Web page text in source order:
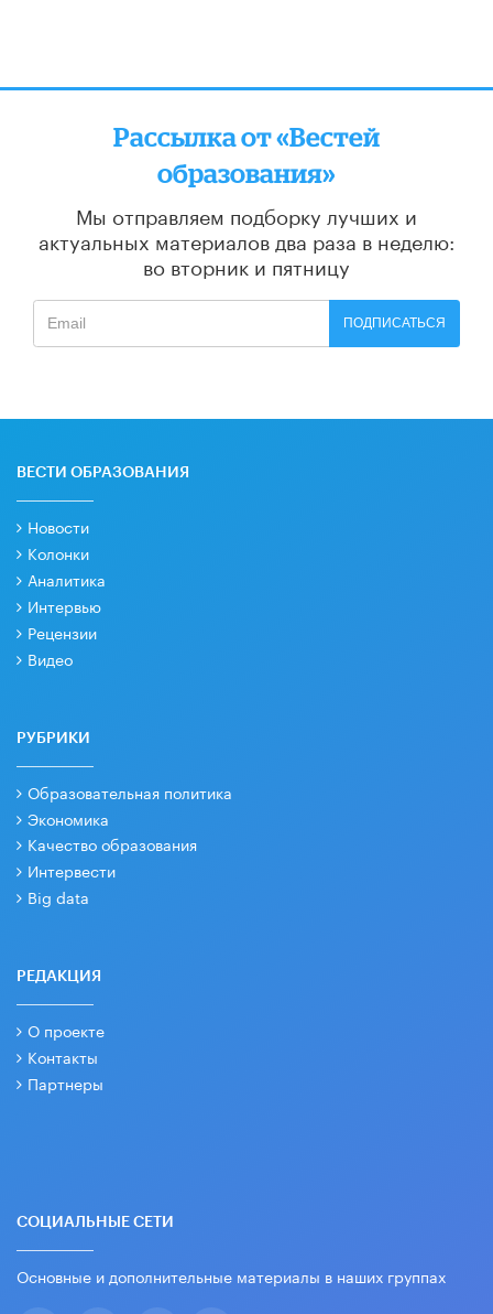
Рассылка от «Вестей
образования»
Мы отправляем подборку лучших и
актуальных материалов два раза в неделю:
во вторник и пятницу
ПОДПИСАТЬСЯ
ВЕСТИ ОБРАЗОВАНИЯ
Новости
Колонки
Аналитика
Интервью
Рецензии
Видео
РУБРИКИ
Образовательная политика
Экономика
Качество образования
Интервести
Big data
РЕДАКЦИЯ
О проекте
Контакты
Партнеры
СОЦИАЛЬНЫЕ СЕТИ
Основные и дополнительные материалы в наших группах